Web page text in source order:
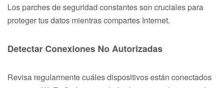
Los parches de seguridad constantes son cruciales para
proteger tus datos mientras compartes Internet.
Detectar Conexiones No Autorizadas
Revisa regularmente cuáles dispositivos están conectados